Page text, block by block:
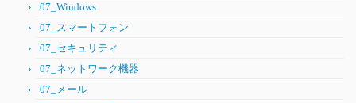
07_Windows
07_スマートフォン
07_セキュリティ
07_ネットワーク機器
07_メール